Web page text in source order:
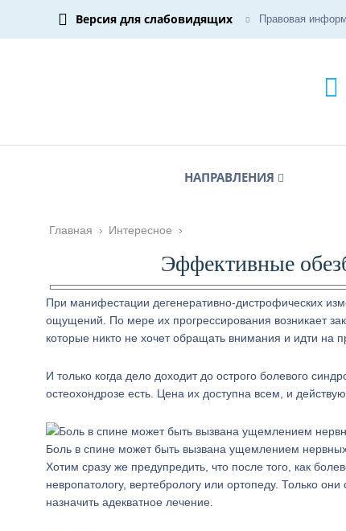
Версия для слабовидящих Правовая
НАПРАВЛЕНИЯ
Главная › Интересное ›
Эффективные
При манифестации дегенеративно-дистрофических
ощущений. По мере их прогрессирования возникает
которые никто не хочет обращать внимания и идти на
И только когда дело доходит до острого болевого
остеохондрозе есть. Цена их доступна всем, и
Боль в спине может быть вызвана ущемлением
Хотим сразу же предупредить, что после того, как
невропатологу, вертебрологу или ортопеду. Только
назначить адекватное лечение.